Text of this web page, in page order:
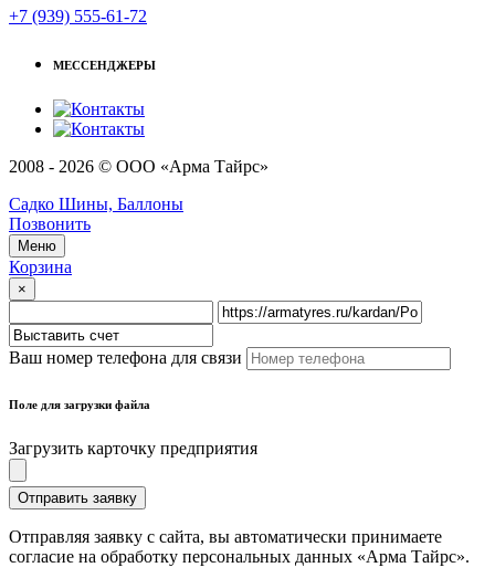
+7 (939) 555-61-72
МЕССЕНДЖЕРЫ
2008 - 2026 © ООО «Арма Тайрс»
Садко Шины, Баллоны
Позвонить
Меню
Корзина
×
Ваш номер телефона для связи
Поле для загрузки файла
Загрузить карточку предприятия
Отправить заявку
Отправляя заявку с сайта, вы автоматически принимаете
согласие на обработку персональных данных «Арма Тайрс».